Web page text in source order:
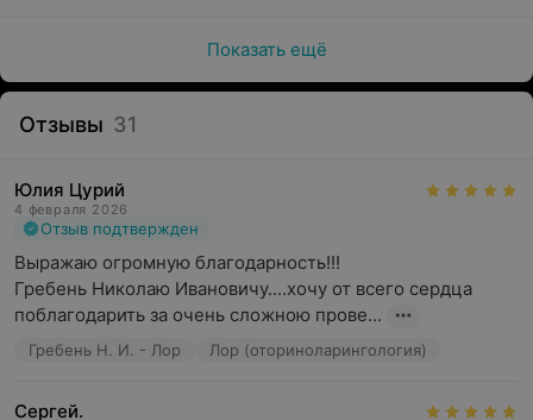
Показать ещё
Отзывы 31
Юлия Цурий
4 февраля 2026
Отзыв подтвержден
Выражаю огромную благодарность!!!
Гребень Николаю Ивановичу....хочу от всего сердца
поблагодарить за очень сложною прове...
Гребень Н. И. - Лор Лор (оториноларингология)
Сергей.